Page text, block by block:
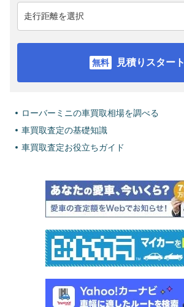
見積りスタート
ローバーミニの車買取相場を調べる
車買取査定の基礎知識
車買取査定お役立ちガイド